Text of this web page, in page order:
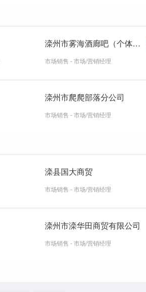
滦州市雾海酒廊吧（个体工商户）
市场销售 - 市场/营销经理
滦州市爬爬部落分公司
市场销售 - 市场/营销经理
滦县国大商贸
市场销售 - 市场/营销经理
滦州市滦华田商贸有限公司
市场销售 - 市场/营销经理